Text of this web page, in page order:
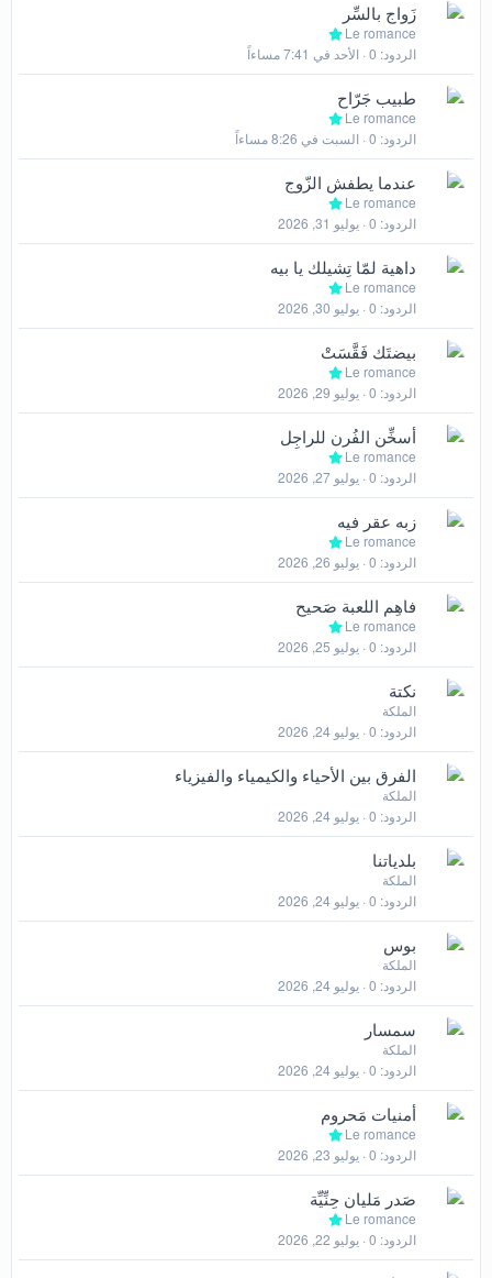
زَواج بالسِّر
Le romance
الردود 0 الأحد في 7:41 مساءاً
طبيب جَرّاح
Le romance
الردود 0 السبت في 8:26 مساءاً
عندما يطفش الزّوج
Le romance
الردود 0 يوليو 31, 2026
داهية لمّا تِشيلك يا بيه
Le romance
الردود 0 يوليو 30, 2026
بيضتَك فَقَّسَتْ
Le romance
الردود 0 يوليو 29, 2026
أسخِّن الفُرن للراجِل
Le romance
الردود 0 يوليو 27, 2026
زبه عقر فيه
Le romance
الردود 0 يوليو 26, 2026
فاهِم اللعبة صَحيح
Le romance
الردود 0 يوليو 25, 2026
نكتة
الملكة
الردود 0 يوليو 24, 2026
الفرق بين الأحياء والكيمياء والفيزياء
الملكة
الردود 0 يوليو 24, 2026
بلدياتنا
الملكة
الردود 0 يوليو 24, 2026
بوس
الملكة
الردود 0 يوليو 24, 2026
سمسار
الملكة
الردود 0 يوليو 24, 2026
أمنيات مَحروم
Le romance
الردود 0 يوليو 23, 2026
صَدر مَليان حِنِّيِّة
Le romance
الردود 0 يوليو 22, 2026